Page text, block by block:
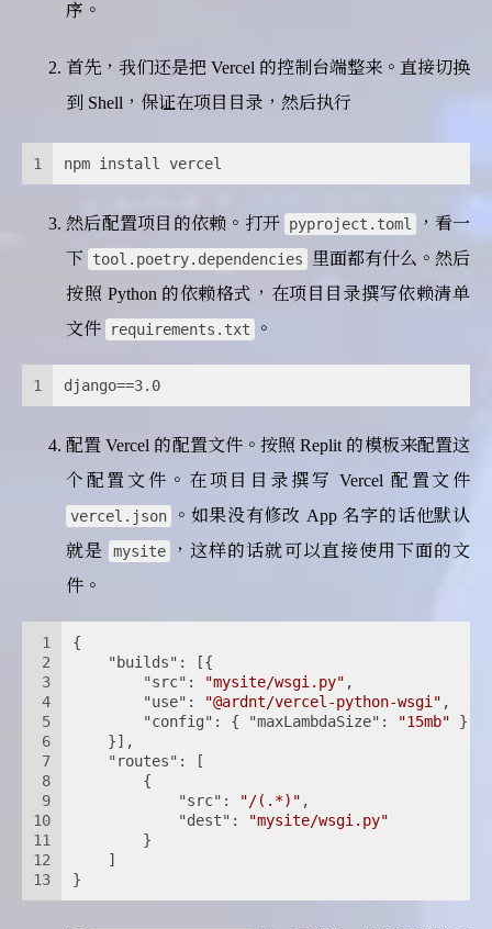
序。
首先，我们还是把 Vercel 的控制台端整来。直接切换
到 Shell，保证在项目目录，然后执行
1 npm install vercel
然后配置项目的依赖。打开 pyproject.toml
，看一
下
tool.poetry.dependencies
里面都有什么。然后
按照 Python 的依赖格式，在项目目录撰写依赖清单
文件
requirements.txt 。
1 django==3.0
配置 Vercel 的配置文件。按照 Replit 的模板来配置这
个配置文件。在项目目录撰写 Vercel 配置文件
vercel.json
。如果没有修改 App 名字的话他默认
就是
mysite
，这样的话就可以直接使用下面的文
件。
1
2
3
4
5
6
7
8
9
10
11
12
13
{
"builds" : [{
"src" : "mysite/wsgi.py" ,
"use" : "@ardnt/vercel-python-wsgi" ,
"config" : { "maxLambdaSize" : "15mb" }
    }],
"routes" : [
        {
"src" : "/(.*)" ,
"dest" :
"mysite/wsgi.py"
        }
    ]
}